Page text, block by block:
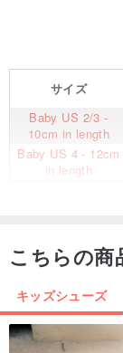
サイズ
Baby US 2/3 -
10cm in length
Baby US 4 - 12cm
in length
ボートシューズベ
ハンドかぎ針編み
な一
。
禁煙、ペットフリ
ここで販売されて
こちらの商
キッズシューズ